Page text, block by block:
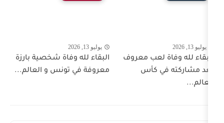
معروف
كأس
البقاء لله وفاة شخصية بارزة
معروفة في تونس و العالم...